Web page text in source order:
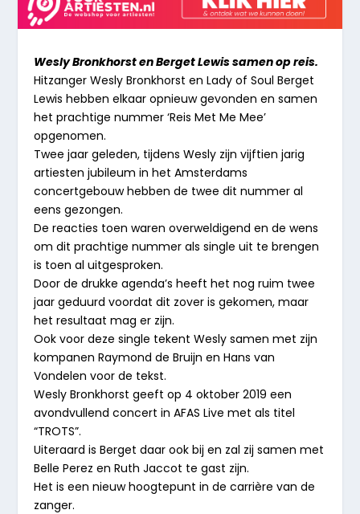
Wesly Bronkhorst en Berget Lewis samen op reis.
Hitzanger Wesly Bronkhorst en Lady of Soul Berget
Lewis hebben elkaar opnieuw gevonden en samen
het prachtige nummer ‘Reis Met Me Mee’
opgenomen.
Twee jaar geleden, tijdens Wesly zijn vijftien jarig
artiesten jubileum in het Amsterdams
concertgebouw hebben de twee dit nummer al
eens gezongen.
De reacties toen waren overweldigend en de wens
om dit prachtige nummer als single uit te brengen
is toen al uitgesproken.
Door de drukke agenda’s heeft het nog ruim twee
jaar geduurd voordat dit zover is gekomen, maar
het resultaat mag er zijn.
Ook voor deze single tekent Wesly samen met zijn
kompanen Raymond de Bruijn en Hans van
Vondelen voor de tekst.
Wesly Bronkhorst geeft op 4 oktober 2019 een
avondvullend concert in AFAS Live met als titel
“TROTS”.
Uiteraard is Berget daar ook bij en zal zij samen met
Belle Perez en Ruth Jaccot te gast zijn.
Het is een nieuw hoogtepunt in de carrière van de
zanger.